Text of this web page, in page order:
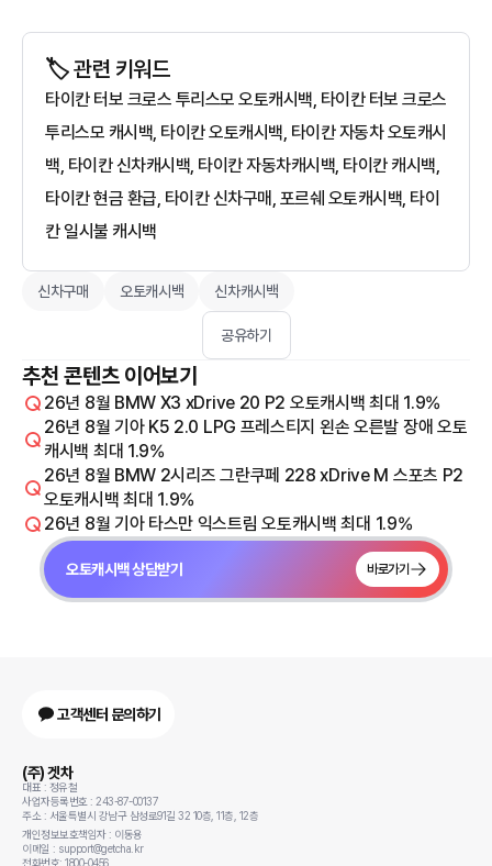
🏷️ 관련 키워드
타이칸 터보 크로스 투리스모 오토캐시백, 타이칸 터보 크로스
투리스모 캐시백, 타이칸 오토캐시백, 타이칸 자동차 오토캐시
백, 타이칸 신차캐시백, 타이칸 자동차캐시백, 타이칸 캐시백,
타이칸 현금 환급, 타이칸 신차구매, 포르쉐 오토캐시백, 타이
칸 일시불 캐시백
신차구매 오토캐시백 신차캐시백
공유하기
추천 콘텐츠 이어보기
26년 8월 BMW X3 xDrive 20 P2 오토캐시백 최대 1.9%
26년 8월 기아 K5 2.0 LPG 프레스티지 왼손 오른발 장애 오토
캐시백 최대 1.9%
26년 8월 BMW 2시리즈 그란쿠페 228 xDrive M 스포츠 P2
오토캐시백 최대 1.9%
26년 8월 기아 타스만 익스트림 오토캐시백 최대 1.9%
오토캐시백 상담받기 바로가기
고객센터 문의하기
(주) 겟차
대표 : 정유철
사업자등록번호 : 243-87-00137
주소 : 서울특별시 강남구 삼성로91길 32 10층, 11층, 12층
개인정보보호책임자 : 이동용
이메일 : support@getcha.kr
전화번호: 1800-0456